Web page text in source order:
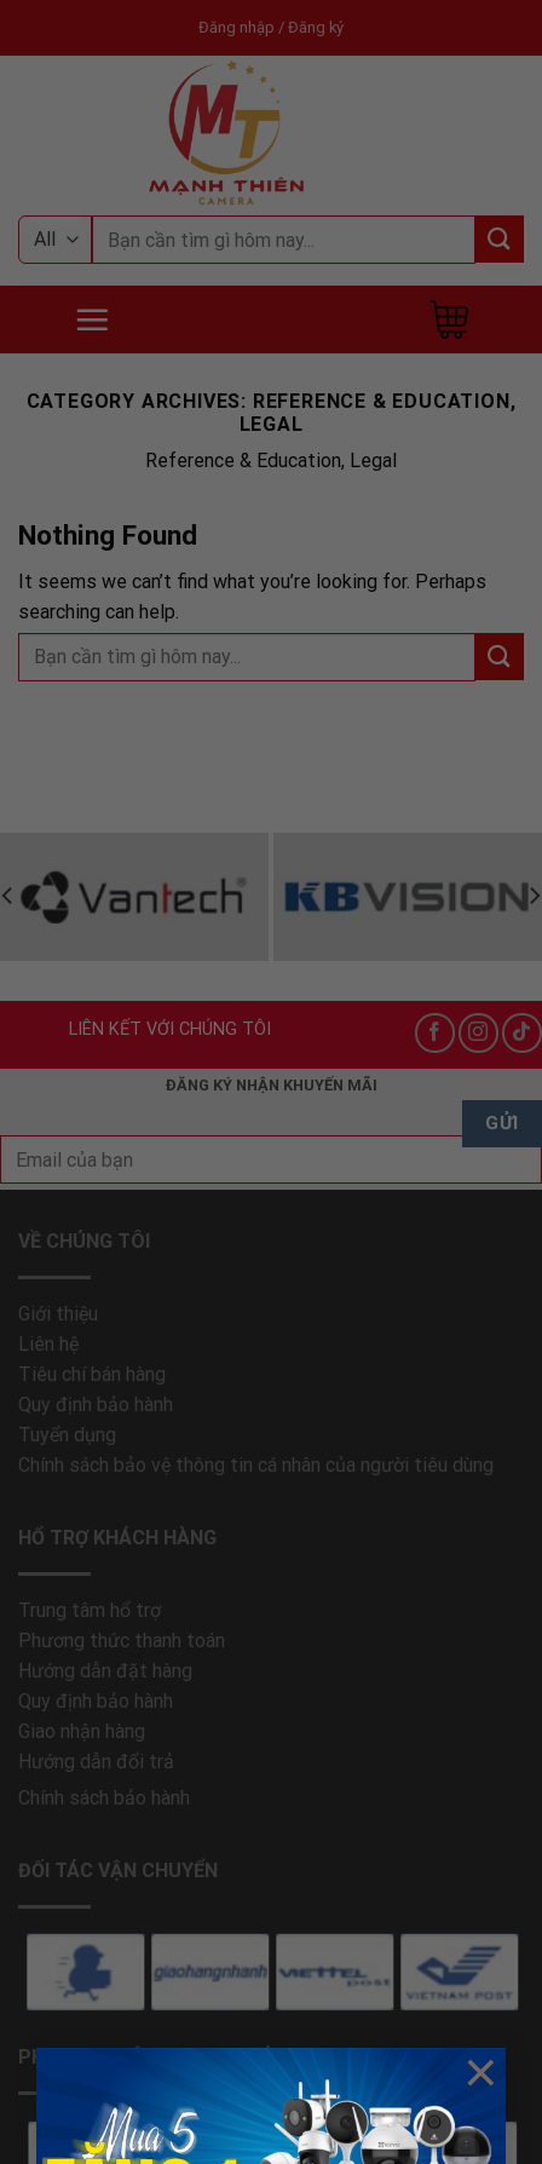
×
Đăng nhập / Đăng ký
Tìm
kiếm:
CATEGORY ARCHIVES: REFERENCE & EDUCATION,
LEGAL
Reference & Education, Legal
Nothing Found
It seems we can’t find what you’re looking for. Perhaps
searching can help.
LIÊN KẾT VỚI CHÚNG TÔI
ĐĂNG KÝ NHẬN KHUYẾN MÃI
VỀ CHÚNG TÔI
Giới thiệu
Liên hệ
Tiêu chí bán hàng
Quy định bảo hành
Tuyển dụng
Chính sách bảo vệ thông tin cá nhân của người tiêu dùng
HỔ TRỢ KHÁCH HÀNG
Trung tâm hổ trợ
Phương thức thanh toán
Hướng dẫn đặt hàng
Quy định bảo hành
Giao nhận hàng
Hướng dẫn đổi trả
Chính sách bảo hành
ĐỐI TÁC VẬN CHUYỂN
PHƯƠNG THỨC THANH TOÁN